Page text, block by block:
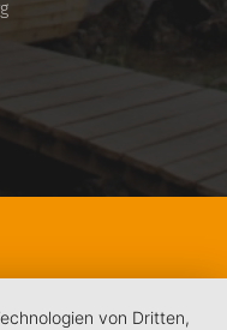
von Dritten,